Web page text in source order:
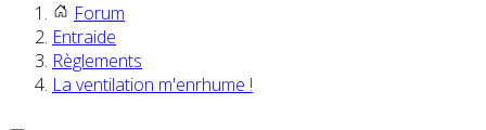
Forum
Entraide
Règlements
La ventilation m'enrhume !